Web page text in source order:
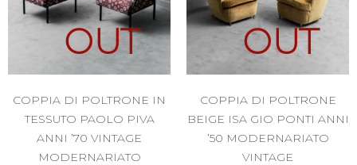
OUT
COPPIA DI POLTRONE IN
TESSUTO PAOLO PIVA
ANNI ’70 VINTAGE
MODERNARIATO
OUT
COPPIA DI POLTRONE
BEIGE ISA GIO PONTI ANNI
’50 MODERNARIATO
VINTAGE